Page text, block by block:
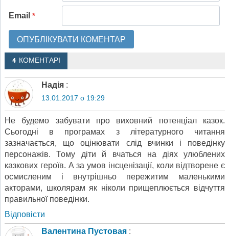
Email *
4 КОМЕНТАРІ
Надія :
13.01.2017 о 19:29
Не будемо забувати про виховний потенціал казок.
Сьогодні в програмах з літературного читання
зазначається, що оцінювати слід вчинки і поведінку
персонажів. Тому діти й вчаться на діях улюблених
казкових героїв. А за умов інсценізації, коли відтворене є
осмисленим і внутрішньо пережитим маленькими
акторами, школярам як ніколи прищеплюється відчуття
правильної поведінки.
Відповіcти
Валентина Пустовая :